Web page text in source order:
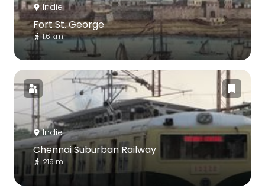
Indie
Fort St. George
1.6 km
Indie
Chennai Suburban Railway
219 m